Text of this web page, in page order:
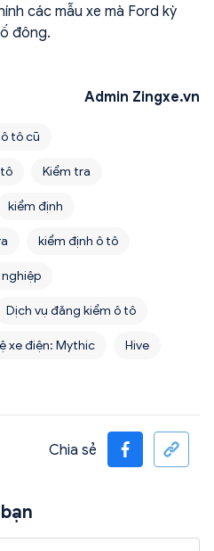
các mẫu xe mà Ford kỳ
đông.
Admin Zingxe.vn
tô cũ
Kiểm tra
kiểm định
kiểm định ô tô
Dịch vụ đăng kiểm ô tô
xe điện: Mythic Hive
Chia sẻ